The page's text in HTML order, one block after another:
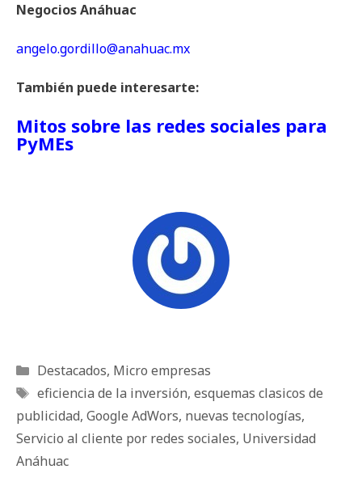
Negocios Anáhuac
angelo.gordillo@anahuac.mx
También puede interesarte:
Mitos sobre las redes sociales para
PyMEs
Categorías
Destacados, Micro empresas
Etiquetas
eficiencia de la inversión, esquemas clasicos de
publicidad, Google AdWors, nuevas tecnologías,
Servicio al cliente por redes sociales, Universidad
Anáhuac